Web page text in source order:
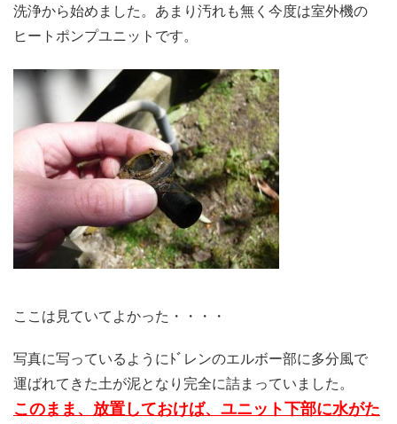
洗浄から始めました。あまり汚れも無く今度は室外機の
ヒートポンプユニットです。
ここは見ていてよかった・・・・
写真に写っているようにﾄﾞレンのエルボー部に多分風で
運ばれてきた土が泥となり完全に詰まっていました。
このまま、放置しておけば、ユニット下部に水がた